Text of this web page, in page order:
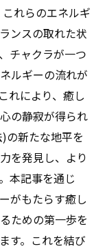
れらのエネルギ
ンスの取れた状
チャクラが一つ
ルギーの流れが
れにより、癒し
の静寂が得られ
の新たな地平を
を発見し、より
本記事を通じ
がもたらす癒し
ための第一歩を
す。これを結び